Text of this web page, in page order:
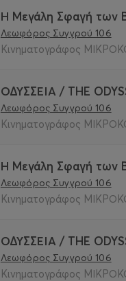
Η Μεγάλη Σφαγή των
Λεωφόρος Συγγρού 106
Κινηματογράφος
ΟΔΥΣΣΕΙΑ / THE
Λεωφόρος Συγγρού 106
Κινηματογράφος
Η Μεγάλη Σφαγή των
Λεωφόρος Συγγρού 106
Κινηματογράφος
ΟΔΥΣΣΕΙΑ / THE
Λεωφόρος Συγγρού 106
Κινηματογράφος